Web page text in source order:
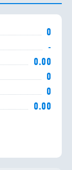
0
-
0.00
0
0
0.00